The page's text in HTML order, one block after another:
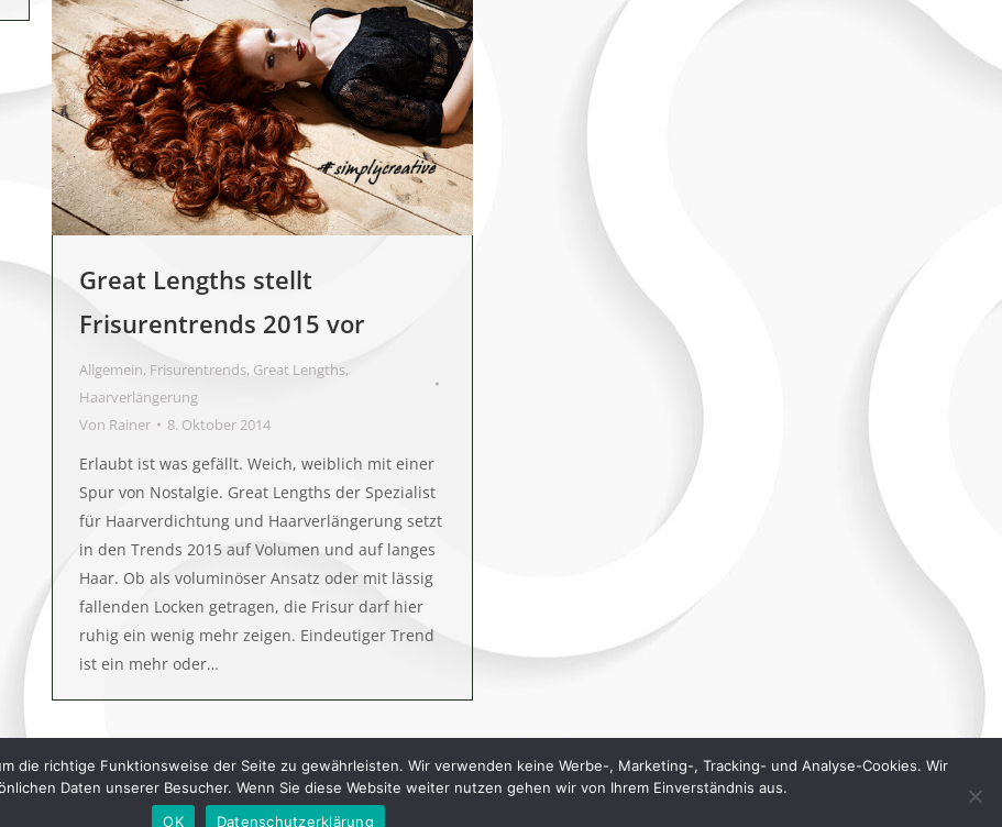
Great Lengths stellt
Frisurentrends 2015 vor
Allgemein, Frisurentrends, Great Lengths,
Haarverlängerung
Von Rainer 8. Oktober 2014
Erlaubt ist was gefällt. Weich, weiblich mit einer
Spur von Nostalgie. Great Lengths der Spezialist
für Haarverdichtung und Haarverlängerung setzt
in den Trends 2015 auf Volumen und auf langes
Haar. Ob als voluminöser Ansatz oder mit lässig
fallenden Locken getragen, die Frisur darf hier
ruhig ein wenig mehr zeigen. Eindeutiger Trend
ist ein mehr oder…
die richtige Funktionsweise der Seite zu gewährleisten. Wir verwenden keine Werbe-, Marketing-, Tracking- und Analyse-Cookies. Wir
Daten unserer Besucher. Wenn Sie diese Website weiter nutzen gehen wir von Ihrem Einverständnis aus.
OK
Datenschutzerklärung